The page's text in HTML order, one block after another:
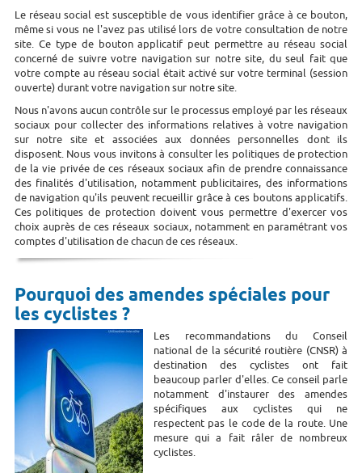
Le réseau social est susceptible de vous identifier grâce à ce bouton,
même si vous ne l'avez pas utilisé lors de votre consultation de notre
site. Ce type de bouton applicatif peut permettre au réseau social
concerné de suivre votre navigation sur notre site, du seul fait que
votre compte au réseau social était activé sur votre terminal (session
ouverte) durant votre navigation sur notre site.
Nous n'avons aucun contrôle sur le processus employé par les réseaux
sociaux pour collecter des informations relatives à votre navigation
sur notre site et associées aux données personnelles dont ils
disposent. Nous vous invitons à consulter les politiques de protection
de la vie privée de ces réseaux sociaux afin de prendre connaissance
des finalités d'utilisation, notamment publicitaires, des informations
de navigation qu'ils peuvent recueillir grâce à ces boutons applicatifs.
Ces politiques de protection doivent vous permettre d'exercer vos
choix auprès de ces réseaux sociaux, notamment en paramétrant vos
comptes d'utilisation de chacun de ces réseaux.
Pourquoi des amendes spéciales pour
les cyclistes ?
Les recommandations du Conseil
national de la sécurité routière (CNSR) à
destination des cyclistes ont fait
beaucoup parler d'elles. Ce conseil parle
notamment d'instaurer des amendes
spécifiques aux cyclistes qui ne
respectent pas le code de la route. Une
mesure qui a fait râler de nombreux
cyclistes.